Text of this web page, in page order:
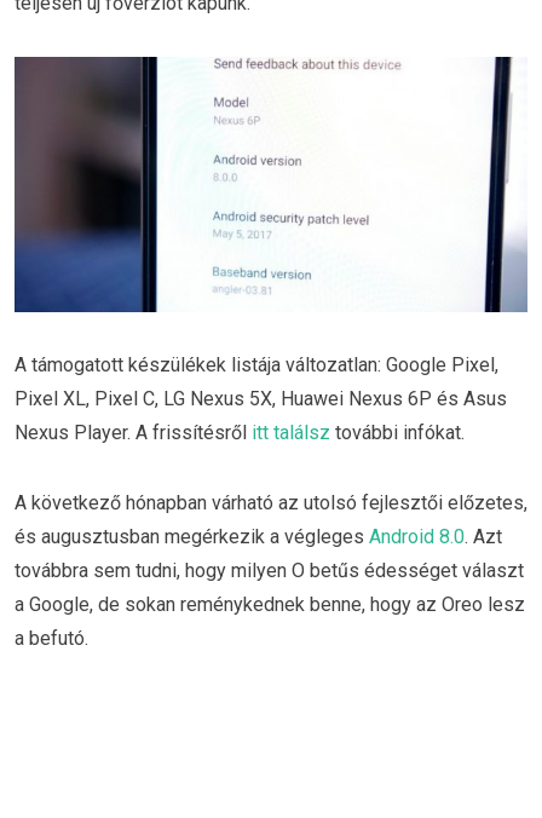
A támogatott készülékek listája változatlan: Google Pixel,
Pixel XL, Pixel C, LG Nexus 5X, Huawei Nexus 6P és Asus
Nexus Player. A frissítésről itt találsz további infókat.
A következő hónapban várható az utolsó fejlesztői előzetes,
és augusztusban megérkezik a végleges Android 8.0. Azt
továbbra sem tudni, hogy milyen O betűs édességet választ
a Google, de sokan reménykednek benne, hogy az Oreo lesz
a befutó.